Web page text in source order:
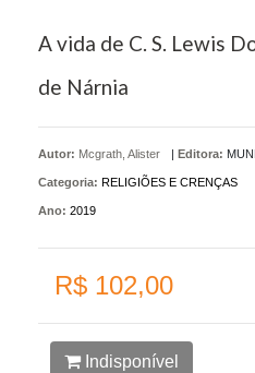
A vida de C. S. Lewis
de Nárnia
Autor: Mcgrath, Alister | Editora:
Categoria: RELIGIÕES E CRENÇAS
Ano: 2019
R$ 102,00
Indisponível